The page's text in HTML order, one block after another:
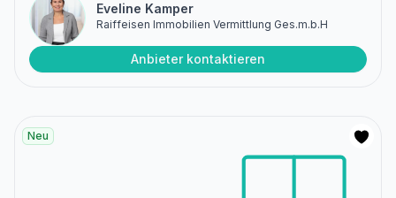
Eveline Kamper
Raiffeisen Immobilien Vermittlung Ges.m.b.H
Anbieter kontaktieren
Neu